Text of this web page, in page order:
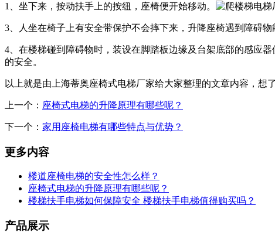
1、坐下来，按动扶手上的按纽，座椅便开始移动。
3、人坐在椅子上有安全带保护不会摔下来，升降座椅遇到障碍
4、在楼梯碰到障碍物时，装设在脚踏板边缘及台架底部的感应
的安全。
以上就是由上海蒂奥座椅式电梯厂家给大家整理的文章内容，想
上一个： 座椅式电梯的升降原理有哪些呢？
下一个： 家用座椅电梯有哪些特点与优势？
更多内容
楼道座椅电梯的安全性怎么样？
座椅式电梯的升降原理有哪些呢？
楼梯扶手电梯如何保障安全 楼梯扶手电梯值得购买吗？
产品展示